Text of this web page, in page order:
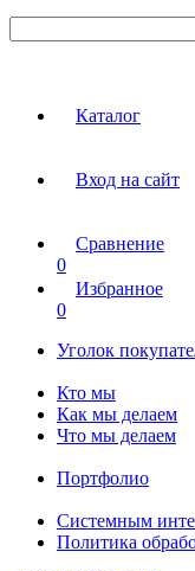
Каталог
Вход на сайт
Сравнение
0
Избранное
0
Уголок
Кто мы
Как мы делаем
Что мы делаем
Портфолио
Системным
Политика